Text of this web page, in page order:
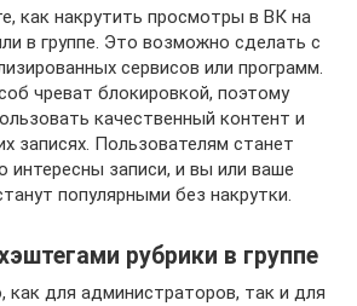
как накрутить просмотры в ВК на
в группе. Это возможно сделать с
сервисов или программ.
чреват блокировкой, поэтому
качественный контент и
записях. Пользователям станет
интересны записи, и вы или ваше
популярными без накрутки.
рубрики в группе
как для администраторов, так и для